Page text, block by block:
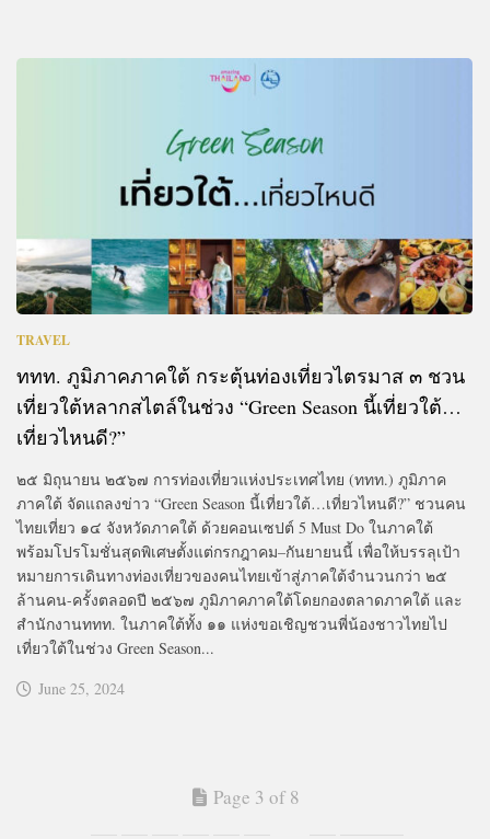
TRAVEL
ททท. ภูมิภาคภาคใต้ กระตุ้นท่องเที่ยวไตรมาส ๓ ชวน
เที่ยวใต้หลากสไตล์ในช่วง “Green Season นี้เที่ยวใต้…
เที่ยวไหนดี?”
๒๕ มิถุนายน ๒๕๖๗ การท่องเที่ยวแห่งประเทศไทย (ททท.) ภูมิภาค
ภาคใต้ จัดแถลงข่าว “Green Season นี้เที่ยวใต้…เที่ยวไหนดี?” ชวนคน
ไทยเที่ยว ๑๔ จังหวัดภาคใต้ ด้วยคอนเซปต์ 5 Must Do ในภาคใต้
พร้อมโปรโมชั่นสุดพิเศษตั้งแต่กรกฎาคม–กันยายนนี้ เพื่อให้บรรลุเป้า
หมายการเดินทางท่องเที่ยวของคนไทยเข้าสู่ภาคใต้จำนวนกว่า ๒๕
ล้านคน-ครั้งตลอดปี ๒๕๖๗ ภูมิภาคภาคใต้โดยกองตลาดภาคใต้ และ
สำนักงานททท. ในภาคใต้ทั้ง ๑๑ แห่งขอเชิญชวนพี่น้องชาวไทยไป
เที่ยวใต้ในช่วง Green Season...
June 25, 2024
Page 3 of 8